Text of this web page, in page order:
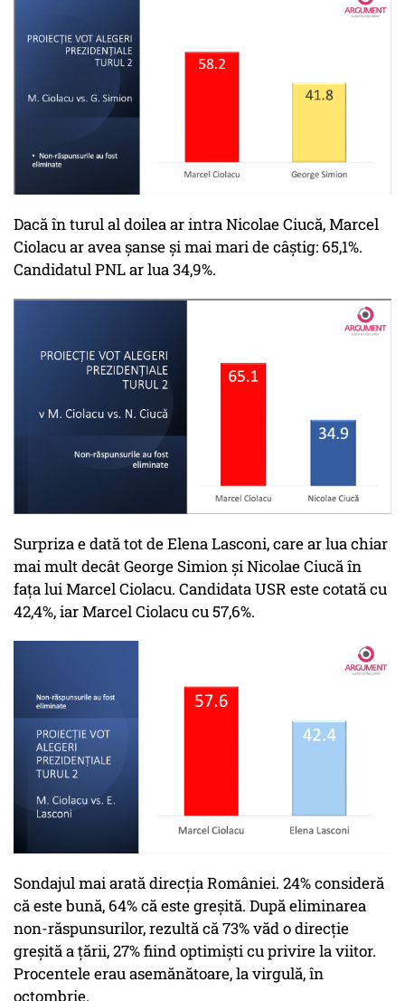
Dacă în turul al doilea ar intra Nicolae Ciucă, Marcel
Ciolacu ar avea șanse și mai mari de câștig: 65,1%.
Candidatul PNL ar lua 34,9%.
Surpriza e dată tot de Elena Lasconi, care ar lua chiar
mai mult decât George Simion și Nicolae Ciucă în
fața lui Marcel Ciolacu. Candidata USR este cotată cu
42,4%, iar Marcel Ciolacu cu 57,6%.
Sondajul mai arată direcția României. 24% consideră
că este bună, 64% că este greșită. După eliminarea
non-răspunsurilor, rezultă că 73% văd o direcție
greșită a țării, 27% fiind optimiști cu privire la viitor.
Procentele erau asemănătoare, la virgulă, în
octombrie.